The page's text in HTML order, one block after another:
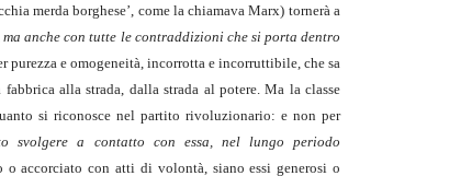
merda borghese’, come la chiamava Marx) tornerà a
ma anche con tutte le contraddizioni che si porta dentro
purezza e omogeneità, incorrotta e incorruttibile, che sa
alla strada, dalla strada al potere. Ma la classe
si riconosce nel partito rivoluzionario: e non per
svolgere a contatto con essa, nel lungo periodo
o accorciato con atti di volontà, siano essi generosi o